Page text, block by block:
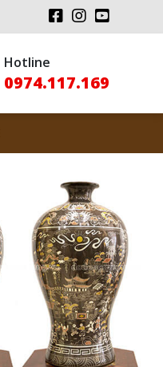
Hotline
0974.117.169